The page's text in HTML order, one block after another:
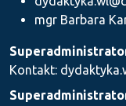
mgr Barbara
Kontakt: